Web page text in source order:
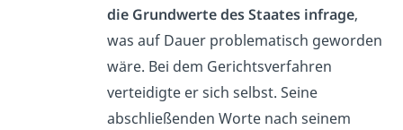
die Grundwerte des Staates infrage,
was auf Dauer problematisch geworden
wäre. Bei dem Gerichtsverfahren
verteidigte er sich selbst. Seine
abschließenden Worte nach seinem